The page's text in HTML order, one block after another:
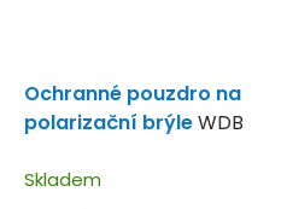
Ochranné pouzdro na
polarizační brýleWDB
Skladem